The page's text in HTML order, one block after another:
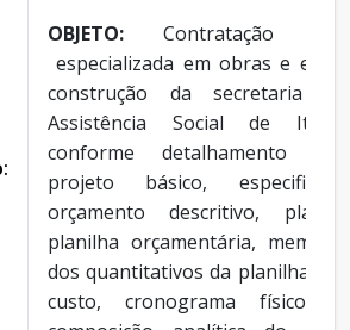
OBJETO:Contratação
especializada em obras e
construção da secretaria
Assistência Social de
conforme detalhamento
projeto básico,
orçamento descritivo,
planilha orçamentária,
dos quantitativos da planilha,
custo, cronograma físico -